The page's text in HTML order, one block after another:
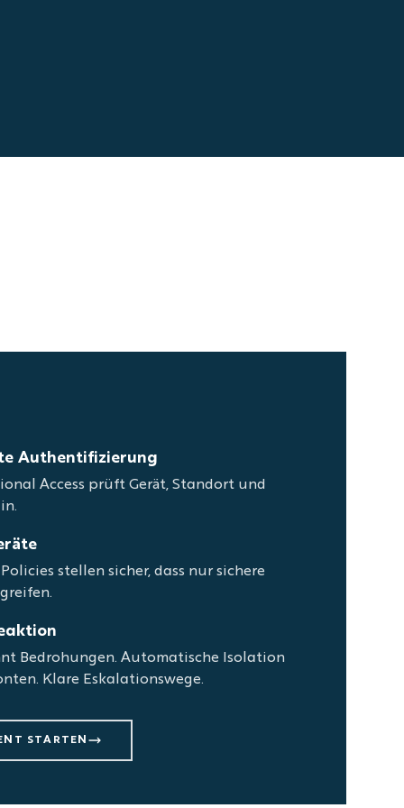
Authentifizierung
Access prüft Gerät, Standort und
stellen sicher, dass nur sichere
Bedrohungen. Automatische Isolation
Klare Eskalationswege.
STARTEN